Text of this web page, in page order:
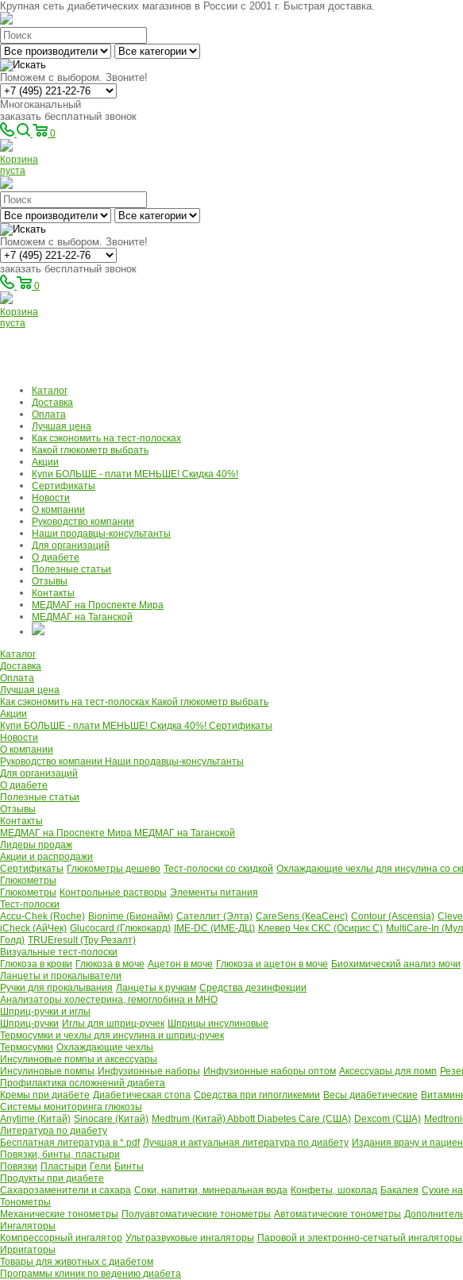
Крупная сеть диабетических магазинов в России с 2001 г. Быстрая доставка.
Поможем с выбором. Звоните!
Многоканальный
заказать бесплатный звонок
0
Корзина
пуста
Поможем с выбором. Звоните!
заказать бесплатный звонок
0
Корзина
пуста
Каталог
Доставка
Оплата
Лучшая цена
Как сэкономить на тест-полосках
Какой глюкометр выбрать
Акции
Купи БОЛЬШЕ - плати МЕНЬШЕ! Скидка 40%!
Сертификаты
Новости
О компании
Руководство компании
Наши продавцы-консультанты
Для организаций
О диабете
Полезные статьи
Отзывы
Контакты
МЕДМАГ на Проспекте Мира
МЕДМАГ на Таганской
Каталог
Доставка
Оплата
Лучшая цена
Как сэкономить на тест-полосках Какой глюкометр выбрать
Акции
Купи БОЛЬШЕ - плати МЕНЬШЕ! Скидка 40%! Сертификаты
Новости
О компании
Руководство компании Наши продавцы-консультанты
Для организаций
О диабете
Полезные статьи
Отзывы
Контакты
МЕДМАГ на Проспекте Мира МЕДМАГ на Таганской
Лидеры продаж
Акции и распродажи
Сертификаты Глюкометры дешево Тест-полоски со скидкой Охлаждающие чехлы для инсулина со
Глюкометры
Глюкометры Контрольные растворы Элементы питания
Тест-полоски
Accu-Chek (Roche) Bionime (Бионайм) Сателлит (Элта) CareSens (КеаСенс) Contour (Ascensia)
iCheck (АйЧек) Glucocard (Глюкокард) IME-DC (ИМЕ-ДЦ) Клевер Чек СКС (Осирис С) MultiCare-In
Голд) TRUEresult (Тру Резалт)
Визуальные тест-полоски
Глюкоза в крови Глюкоза в моче Ацетон в моче Глюкоза и ацетон в моче Биохимический анализ мочи
Ланцеты и прокалыватели
Ручки для прокалывания Ланцеты к ручкам Средства дезинфекции
Анализаторы холестерина, гемоглобина и МНО
Шприц-ручки и иглы
Шприц-ручки Иглы для шприц-ручек Шприцы инсулиновые
Термосумки и чехлы для инсулина и шприц-ручек
Термосумки Охлаждающие чехлы
Инсулиновые помпы и аксессуары
Инсулиновые помпы Инфузионные наборы Инфузионные наборы оптом Аксессуары для помп
Профилактика осложнений диабета
Кремы при диабете Диабетическая стопа Средства при гипогликемии Весы диабетические
Системы мониторинга глюкозы
Anytime (Китай) Sinocare (Китай) Medtrum (Китай)Abbott Diabetes Care (США) Dexcom (США)
Литература по диабету
Бесплатная литература в *.pdf Лучшая и актуальная литература по диабету Издания врачу и
Повязки, бинты, пластыри
Повязки Пластыри Гели Бинты
Продукты при диабете
Сахарозаменители и сахара Соки, напитки, минеральная вода Конфеты, шоколад Бакалея Сухие
Тонометры
Механические тонометры Полуавтоматические тонометры Автоматические тонометры
Ингаляторы
Компрессорный ингалятор Ультразвуковые ингаляторы Паровой и электронно-сетчатый ингаляторы
Ирригаторы
Товары для животных с диабетом
Программы клиник по ведению диабета